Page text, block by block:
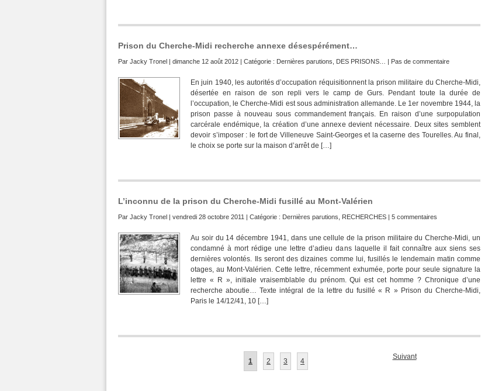
Prison du Cherche-Midi recherche annexe désespérément…
Par Jacky Tronel | dimanche 12 août 2012 | Catégorie : Dernières parutions DES PRISONS… | Pas de commentaire
En juin 1940, les autorités d’occupation réquisitionnent la prison militaire du Cherche-Midi,
désertée en raison de son repli vers le camp de Gurs. Pendant toute la durée de
l’occupation, le Cherche-Midi est sous administration allemande. Le 1er novembre 1944, la
prison passe à nouveau sous commandement français. En raison d’une surpopulation
carcérale endémique, la création d’une annexe devient nécessaire. Deux sites semblent
devoir s’imposer : le fort de Villeneuve Saint-Georges et la caserne des Tourelles. Au final,
le choix se porte sur la maison d’arrêt de […]
L’inconnu de la prison du Cherche-Midi fusillé au Mont-Valérien
Par Jacky Tronel | vendredi 28 octobre 2011 | Catégorie : Dernières parutions RECHERCHES | 5 commentaires
Au soir du 14 décembre 1941, dans une cellule de la prison militaire du Cherche-Midi, un
condamné à mort rédige une lettre d’adieu dans laquelle il fait connaître aux siens ses
dernières volontés. Ils seront des dizaines comme lui, fusillés le lendemain matin comme
otages, au Mont-Valérien. Cette lettre, récemment exhumée, porte pour seule signature la
lettre « R », initiale vraisemblable du prénom. Qui est cet homme ? Chronique d’une
recherche aboutie… Texte intégral de la lettre du fusillé « R » Prison du Cherche-Midi,
Paris le 14/12/41, 10 […]
1 2 3 4
Suivant